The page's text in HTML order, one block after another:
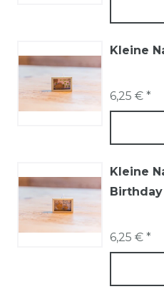
Kleine
6,25 € *
Kleine
Birthday
6,25 € *